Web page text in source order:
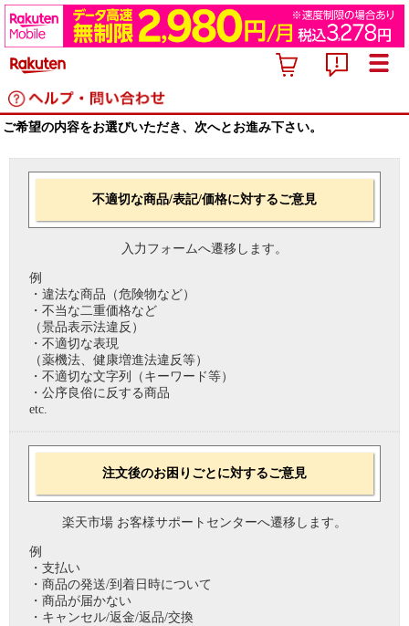
ご希望の内容をお選びいただき、次へとお進み下さい。
不適切な商品/表記/価格に対するご意見
入力フォームへ遷移します。
例
・違法な商品（危険物など）
・不当な二重価格など
（景品表示法違反）
・不適切な表現
（薬機法、健康増進法違反等）
・不適切な文字列（キーワード等）
・公序良俗に反する商品
etc.
注文後のお困りごとに対するご意見
楽天市場 お客様サポートセンターへ遷移します。
例
・支払い
・商品の発送/到着日時について
・商品が届かない
・キャンセル/返金/返品/交換